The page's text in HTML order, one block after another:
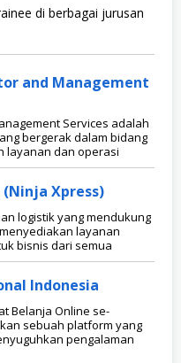
di berbagai jurusan
and Management
Services adalah
bergerak dalam bidang
layanan dan operasi
Xpress)
logistik yang mendukung
layanan
bisnis dari semua
Indonesia
Belanja Online se-
sebuah platform yang
pengalaman